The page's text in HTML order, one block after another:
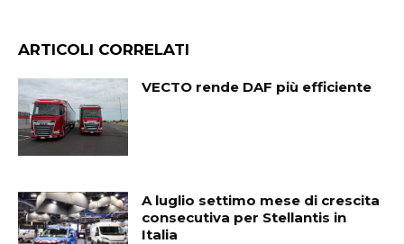
ARTICOLI CORRELATI
VECTO rende DAF più efficiente
A luglio settimo mese di crescita
consecutiva per Stellantis in
Italia